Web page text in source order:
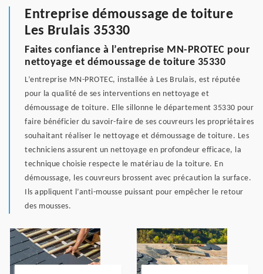
Entreprise démoussage de toiture
Les Brulais 35330
Faites confiance à l’entreprise MN-PROTEC pour
nettoyage et démoussage de toiture 35330
L’entreprise MN-PROTEC, installée à Les Brulais, est réputée
pour la qualité de ses interventions en nettoyage et
démoussage de toiture. Elle sillonne le département 35330 pour
faire bénéficier du savoir-faire de ses couvreurs les propriétaires
souhaitant réaliser le nettoyage et démoussage de toiture. Les
techniciens assurent un nettoyage en profondeur efficace, la
technique choisie respecte le matériau de la toiture. En
démoussage, les couvreurs brossent avec précaution la surface.
Ils appliquent l’anti-mousse puissant pour empêcher le retour
des mousses.